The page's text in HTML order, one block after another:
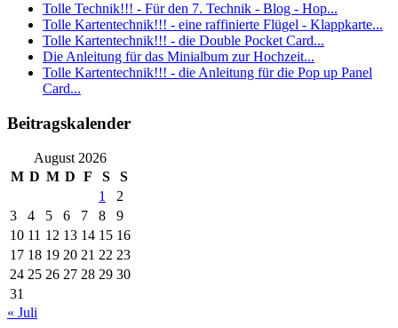
Tolle Technik!!! - Für den 7. Technik - Blog - Hop...
Tolle Kartentechnik!!! - eine raffinierte Flügel - Klappkarte...
Tolle Kartentechnik!!! - die Double Pocket Card...
Die Anleitung für das Minialbum zur Hochzeit...
Tolle Kartentechnik!!! - die Anleitung für die Pop up Panel
Card...
Beitragskalender
August 2026
M D M D F S
S
1
2
3
4 5 6 7 8
9
10 11 12 13 14 15 16
17 18 19 20 21 22 23
24 25 26 27 28 29 30
31
« Juli